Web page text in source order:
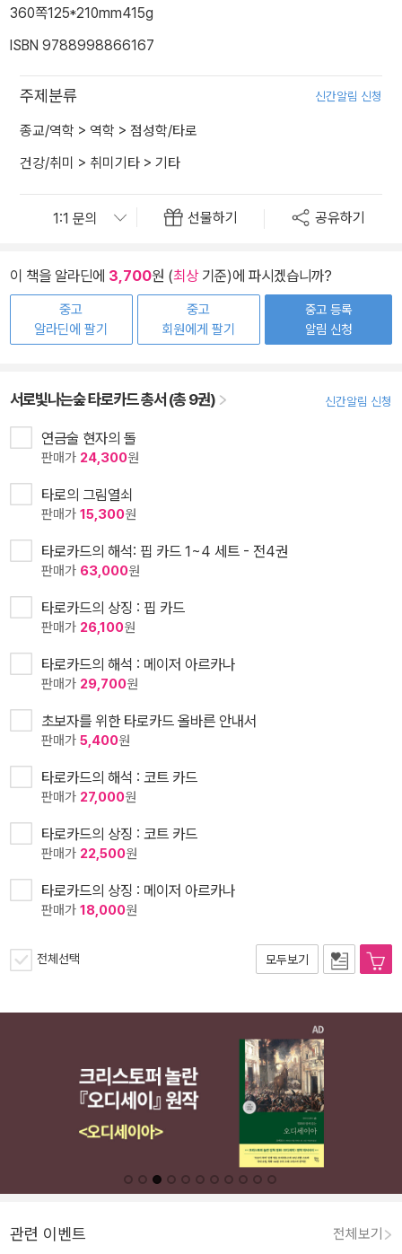
360쪽125*210mm415g
ISBN 9788998866167
주제분류 신간알림 신청
종교/역학 > 역학 > 점성학/타로
건강/취미 > 취미기타 > 기타
선물하기 공유하기
이 책을 알라딘에 3,700원 (최상기준)에 파시겠습니까?
중고
알라딘에 팔기
중고
회원에게 팔기
중고 등록
알림 신청
서로빛나는숲 타로카드 총서 (총 9권) 신간알림 신청
연금술 현자의 돌
판매가 24,300원
타로의 그림열쇠
판매가 15,300원
타로카드의 해석: 핍 카드 1~4 세트 - 전4권
판매가 63,000원
타로카드의 상징 : 핍 카드
판매가 26,100원
타로카드의 해석 : 메이저 아르카나
판매가 29,700원
초보자를 위한 타로카드 올바른 안내서
판매가 5,400원
타로카드의 해석 : 코트 카드
판매가 27,000원
타로카드의 상징 : 코트 카드
판매가 22,500원
타로카드의 상징 : 메이저 아르카나
판매가 18,000원
전체선택 모두보기
관련 이벤트 전체보기